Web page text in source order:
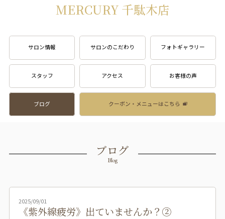
MERCURY 千駄木店
サロン情報 サロンのこだわり フォトギャラリー
スタッフ アクセス お客様の声
ブログ クーポン・メニューはこちら
ブログ
Blog
2025/09/01
《紫外線疲労》出ていませんか？②